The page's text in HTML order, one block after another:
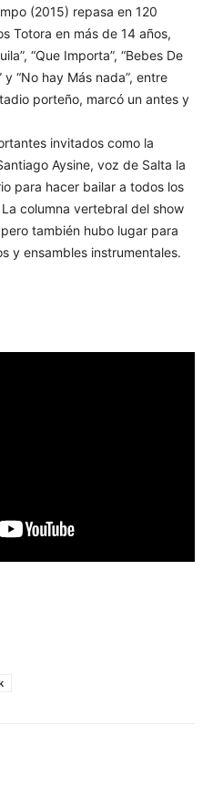
(2015) repasa en 120
Totora en más de 14 años,
“Que Importa”, “Bebes De
y “No hay Más nada”, entre
porteño, marcó un antes y
invitados como la
Aysine, voz de Salta la
para hacer bailar a todos los
columna vertebral del show
también hubo lugar para
y ensambles instrumentales.